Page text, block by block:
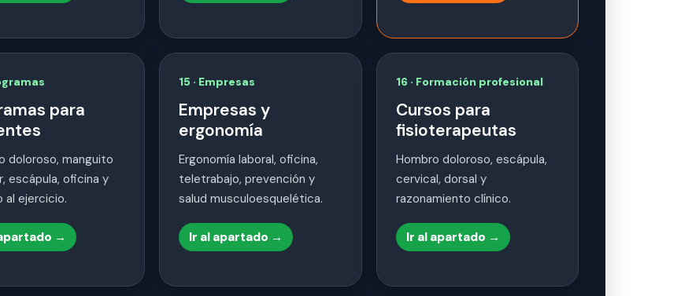
para
doloroso, manguito
escápula, oficina y
al ejercicio.
→
15 · Empresas
Empresas y
ergonomía
Ergonomía laboral, oficina,
teletrabajo, prevención y
salud musculoesquelética.
Ir al apartado →
16 · Formación profesional
Cursos para
fisioterapeutas
Hombro doloroso, escápula,
cervical, dorsal y
razonamiento clínico.
Ir al apartado →